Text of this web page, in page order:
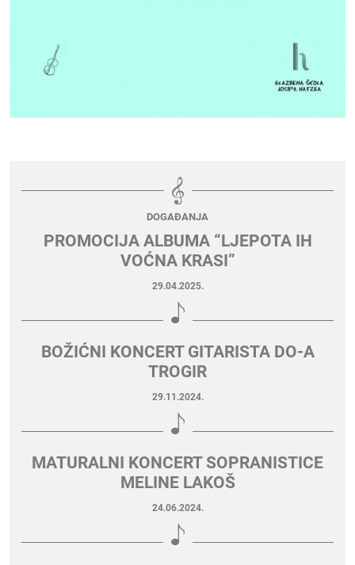
DOGAĐANJA
PROMOCIJA ALBUMA “LJEPOTA IH
VOĆNA KRASI”
29.04.2025.
BOŽIĆNI KONCERT GITARISTA DO-A
TROGIR
29.11.2024.
MATURALNI KONCERT SOPRANISTICE
MELINE LAKOŠ
24.06.2024.